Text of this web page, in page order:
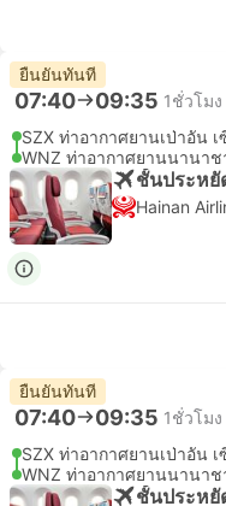
ยืนยันทันที
07:40 09:35 1ชั่วโม
SZX ท่าอากาศยานเป่าอัน
WNZ ท่าอากาศยานนานาช
ชั้นประหยั
Hainan
ยืนยันทันที
07:40 09:35 1ชั่วโม
SZX ท่าอากาศยานเป่าอัน
WNZ ท่าอากาศยานนานาช
ชั้นประหยั